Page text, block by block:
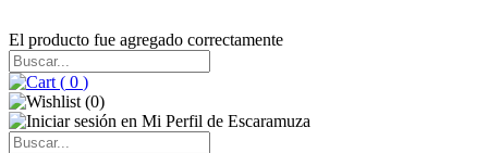
El producto fue agregado correctamente
( 0 )
(0)